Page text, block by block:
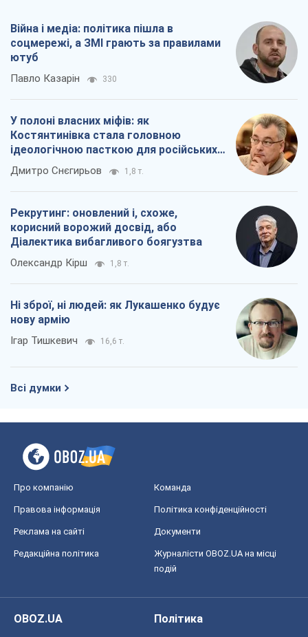
Війна і медіа: політика пішла в
соцмережі, а ЗМІ грають за правилами
ютуб
Павло Казарін 330
У полоні власних міфів: як
Костянтинівка стала головною
ідеологічною пасткою для російських
окупантів
Дмитро Снєгирьов 1,8 т.
Рекрутинг: оновлений і, схоже,
корисний ворожий досвід, або
Діалектика вибагливого боягузтва
Олександр Кірш 1,8 т.
Ні зброї, ні людей: як Лукашенко будує
нову армію
Ігар Тишкевич 16,6 т.
Всі думки
Про компанію Команда
Правова інформація Політика конфіденційності
Реклама на сайті Документи
Редакційна політика
Журналісти OBOZ.UA на місці
подій
OBOZ.UA
Політика